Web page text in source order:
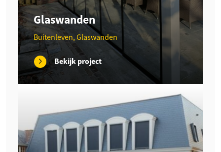
Glaswanden
Buitenleven, Glaswanden
Bekijk project